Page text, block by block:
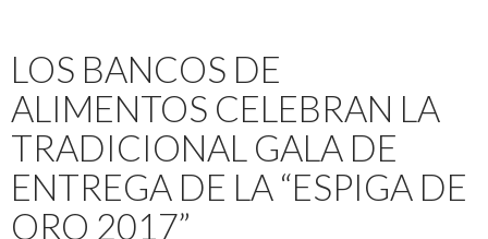
LOS BANCOS DE
ALIMENTOS CELEBRAN LA
TRADICIONAL GALA DE
ENTREGA DE LA “ESPIGA DE
ORO 2017”